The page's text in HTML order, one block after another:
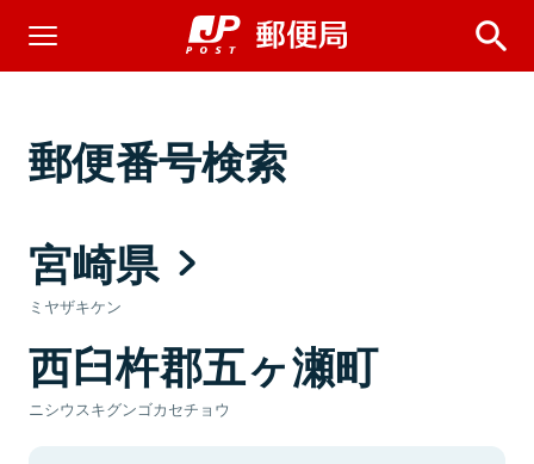
郵便番号検索
宮崎県
ミヤザキケン
西臼杵郡五ヶ瀬町
ニシウスキグンゴカセチョウ